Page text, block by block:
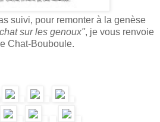
suivi, pour remonter à la genèse
sur les genoux", je vous renvoie
Chat-Bouboule.